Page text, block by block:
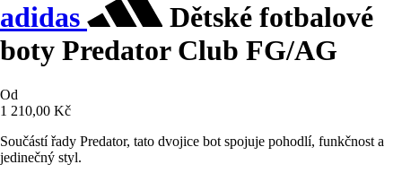
adidas
Dětské fotbalové
boty Predator Club FG/AG
Od
1 210,00 Kč
Součástí řady Predator, tato dvojice bot spojuje pohodlí, funkčnost a
jedinečný styl.